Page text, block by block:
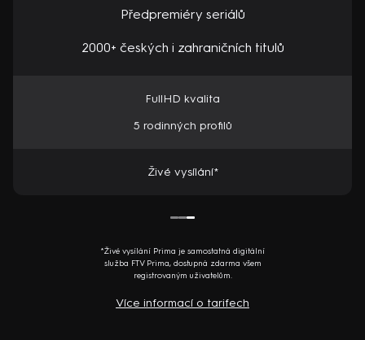
Předpremiéry seriálů
2000+ českých i zahraničních titulů
FullHD kvalita
5 rodinných profilů
Živé vysílání*
*Živé vysílání Prima je samostatná digitální
služba FTV Prima, dostupná zdarma všem
registrovaným uživatelům.
Více informací o tarifech